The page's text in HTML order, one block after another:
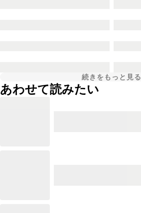
続きをもっと見る
あわせて読みたい